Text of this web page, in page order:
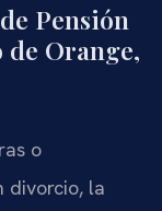
Pensión
Orange,
o
divorcio, la